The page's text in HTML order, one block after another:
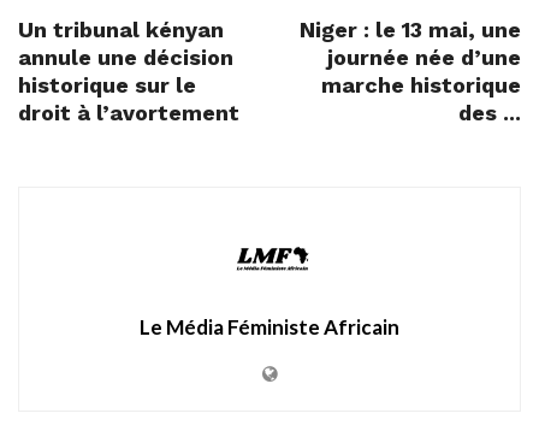
Un tribunal kényan
annule une décision
historique sur le
droit à l’avortement
Niger : le 13 mai, une
journée née d’une
marche historique
des ...
Le Média Féministe Africain